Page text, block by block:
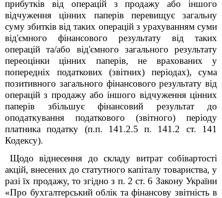
прибутків від операцій з продажу або іншого
відчуження цінних паперів перевищує загальну
суму збитків від таких операцій з урахуванням суми
від'ємного фінансового результату від таких
операцій та/або від'ємного загального результату
переоцінки цінних паперів, не врахованих у
попередніх податкових (звітних) періодах), сума
позитивного загального фінансового результату від
операцій з продажу або іншого відчуження цінних
паперів збільшує фінансовий результат до
оподаткування податкового (звітного) періоду
платника податку (п.п. 141.2.5 п. 141.2 ст. 141
Кодексу).
Щодо віднесення до складу витрат собівартості
акцій, внесених до статутного капіталу товариства, у
разі їх продажу, то згідно з п. 2 ст. 6 Закону України
«Про бухгалтерський облік та фінансову звітність в